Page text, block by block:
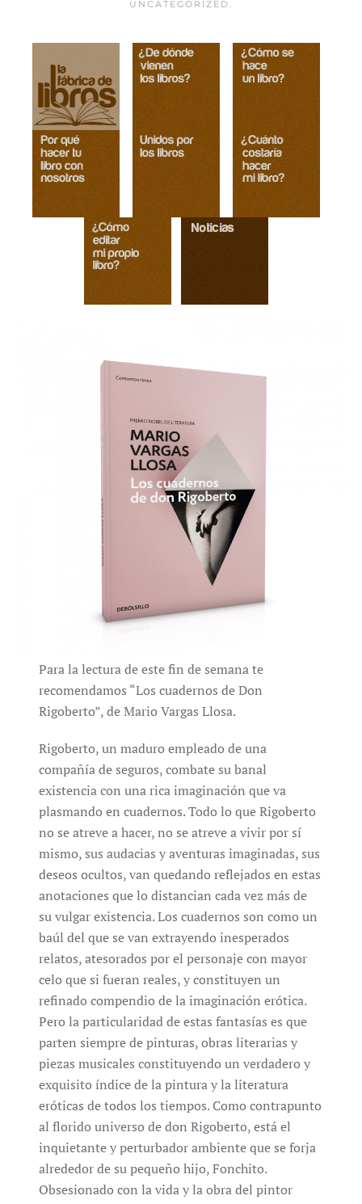
UNCATEGORIZED.
Para la lectura de este fin de semana te
recomendamos “Los cuadernos de Don
Rigoberto”, de Mario Vargas Llosa.
Rigoberto, un maduro empleado de una
compañía de seguros, combate su banal
existencia con una rica imaginación que va
plasmando en cuadernos. Todo lo que Rigoberto
no se atreve a hacer, no se atreve a vivir por sí
mismo, sus audacias y aventuras imaginadas, sus
deseos ocultos, van quedando reflejados en estas
anotaciones que lo distancian cada vez más de
su vulgar existencia. Los cuadernos son como un
baúl del que se van extrayendo inesperados
relatos, atesorados por el personaje con mayor
celo que si fueran reales, y constituyen un
refinado compendio de la imaginación erótica.
Pero la particularidad de estas fantasías es que
parten siempre de pinturas, obras literarias y
piezas musicales constituyendo un verdadero y
exquisito índice de la pintura y la literatura
eróticas de todos los tiempos. Como contrapunto
al florido universo de don Rigoberto, está el
inquietante y perturbador ambiente que se forja
alrededor de su pequeño hijo, Fonchito.
Obsesionado con la vida y la obra del pintor